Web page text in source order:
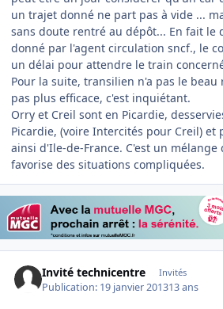
un trajet donné ne part pas à vide ...
sans doute rentré au dépôt... En fait le
donné par l'agent circulation sncf., le
un délai pour attendre le train
Pour la suite, transilien n'a pas le beau
pas plus efficace, c'est inquiétant.
Orry et Creil sont en Picardie,
Picardie, (voire Intercités pour Creil) et
ainsi d'Ile-de-France. C'est un mélange
favorise des situations compliquées.
Invité technicentre Invités
Publication: 19 janvier 201313 ans